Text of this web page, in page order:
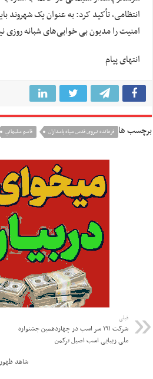
انتظامی، تأکید کرد: به عنوان یک شهروند
امنیت را مدیون بی خوابی‌های شبانه روزی
انتهای پیام
برچسب ها فرمانده نیروی قدس سپاه پاسداران قاسم سليماني
قبلی
شرکت ۱۹۱ سر اسب در چهاردهمین جشنواره
ملی زیبایی اسب اصیل ترکمن
شاهد